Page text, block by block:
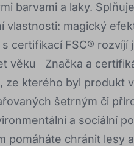
barvami a laky.
vlastnosti: magický
certifikací FSC®
věku Značka a
ze kterého byl produkt
šetrným či
a sociální
pomáháte chránit lesy